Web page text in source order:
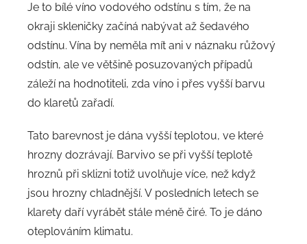
Je to bílé víno vodového odstínu s tím, že na
okraji skleničky začíná nabývat až šedavého
odstínu. Vína by neměla mít ani v náznaku růžový
odstín, ale ve většině posuzovaných případů
záleží na hodnotiteli, zda víno i přes vyšší barvu
do klaretů zařadí.
Tato barevnost je dána vyšší teplotou, ve které
hrozny dozrávají. Barvivo se při vyšší teplotě
hroznů při sklizni totiž uvolňuje více, než když
jsou hrozny chladnější. V posledních letech se
klarety daří vyrábět stále méně čiré. To je dáno
oteplováním klimatu.